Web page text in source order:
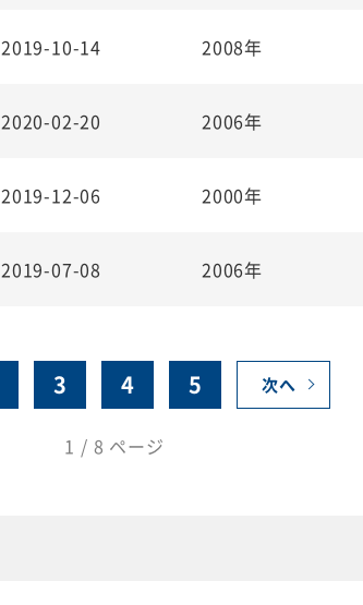
2019-10-14 2008年
2020-02-20 2006年
2019-12-06 2000年
2019-07-08 2006年
3 4 5 次へ
1 / 8 ページ